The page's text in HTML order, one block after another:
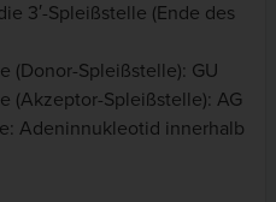
3′-Spleißstelle (Ende des
(Donor-Spleißstelle): GU
(Akzeptor-Spleißstelle): AG
Adeninnukleotid innerhalb